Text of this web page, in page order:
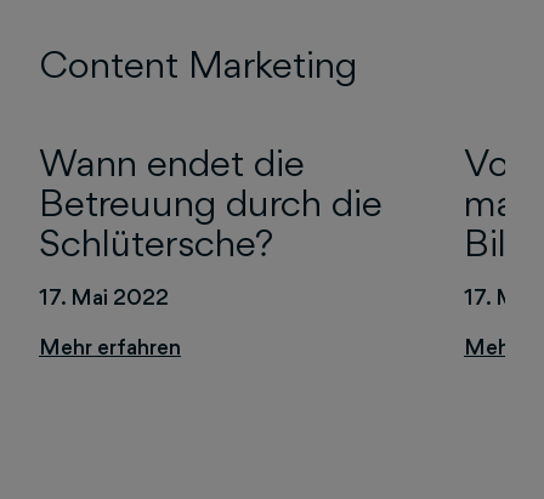
Content Marketing
Wann endet die
Betreuung durch die
Schlütersche?
17. Mai 2022
Von
17. Mai